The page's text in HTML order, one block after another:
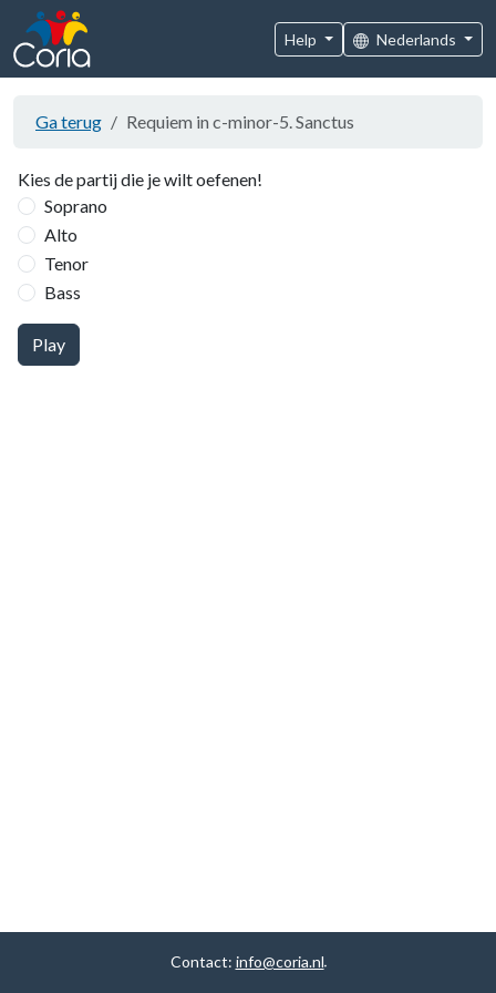
Help Nederlands
Ga terug Requiem in c-minor-5. Sanctus
Kies de partij die je wilt oefenen!
Soprano
Alto
Tenor
Bass
Play
Contact: info@coria.nl.